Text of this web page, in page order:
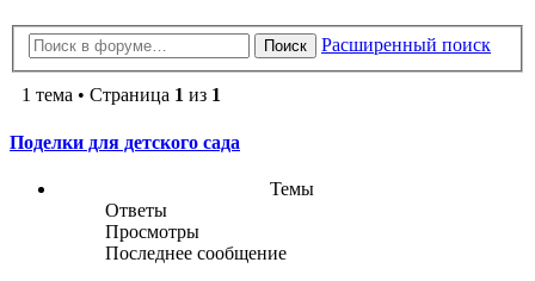
Поиск Расширенный поиск
1 тема • Страница 1 из 1
Поделки для детского сада
Темы
Ответы
Просмотры
Последнее сообщение